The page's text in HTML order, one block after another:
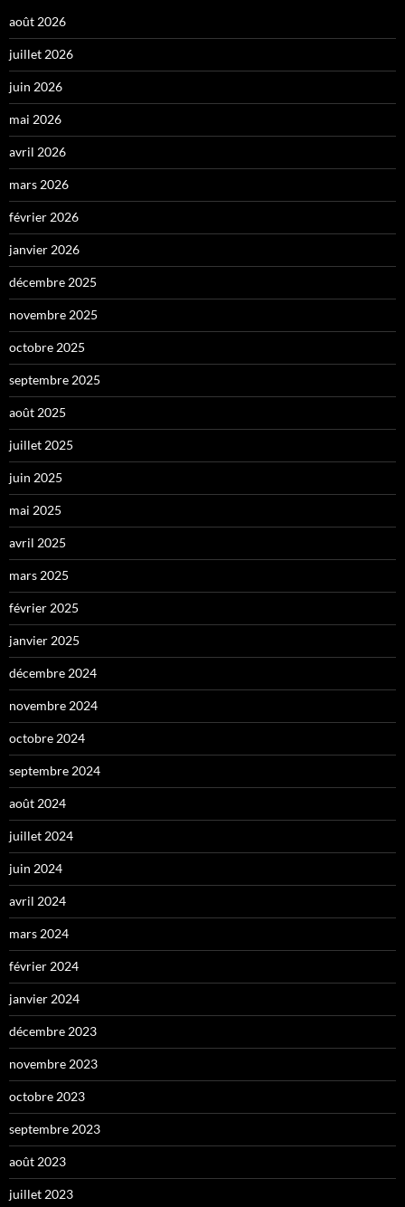
août 2026
juillet 2026
juin 2026
mai 2026
avril 2026
mars 2026
février 2026
janvier 2026
décembre 2025
novembre 2025
octobre 2025
septembre 2025
août 2025
juillet 2025
juin 2025
mai 2025
avril 2025
mars 2025
février 2025
janvier 2025
décembre 2024
novembre 2024
octobre 2024
septembre 2024
août 2024
juillet 2024
juin 2024
avril 2024
mars 2024
février 2024
janvier 2024
décembre 2023
novembre 2023
octobre 2023
septembre 2023
août 2023
juillet 2023